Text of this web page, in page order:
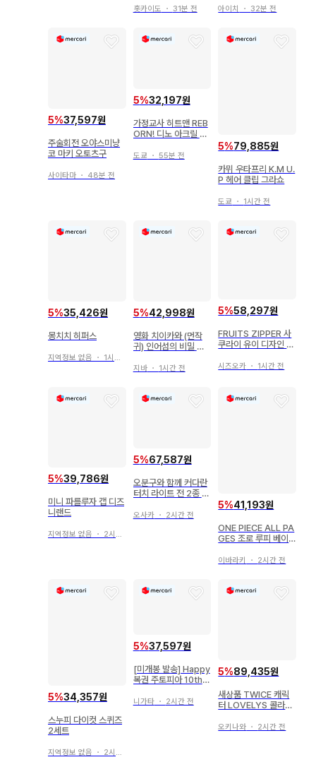
홋카이도 ・ 31분 전 아이치 ・ 32분 전
5%37,597원
주술회전 오야스미냥
코 마키 오토츠구
사이타마 ・ 48분 전
5%32,197원
가정교사 히트맨 REB
ORN! 디노 아크릴 카
도쿄 ・ 55분 전
5%79,885원
카뮈 우타프리 K.M U.
P 헤어 클립 그라쇼
도쿄 ・ 1시간 전
5%35,426원
몽치치 히퍼스
지역정보 없음 ・ 1시간 전
5%42,998원
영화 치이카와 (먼작
귀) 인어섬의 비밀 흔
지바・ 1시간 전
5%58,297원
FRUITS ZIPPER 사
쿠라이 유이 디자인 T
시즈오카 ・ 1시간 전
5%39,786원
미니 파를루자 캡 디즈
니랜드
지역정보 없음 ・ 2시간 전
5%67,587원
오분구와 함께 커다란
터치 라이트 전 2종 세
오사카・ 2시간 전
5%41,193원
ONE PIECE ALL PA
GES 조로 루피 베이
이바라키 ・ 2시간 전
5%34,357원
스누피 다이컷 스퀴즈
2세트
지역정보 없음 ・ 2시간 전
5%37,597원
[미개봉 발송] Happy
복권 주토피아 10th
H상
니가타・ 2시간 전
5%89,435원
새상품 TWICE 캐릭
터 LOVELYS 콜라보
마무라
오키나와 ・ 2시간 전